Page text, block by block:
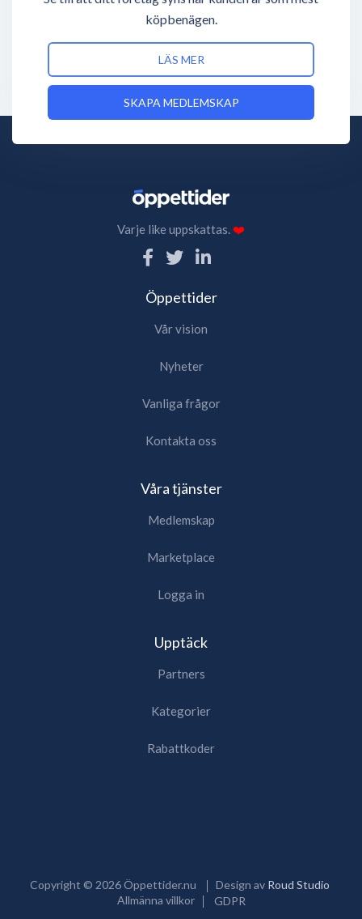
köpbenägen.
LÄS MER
SKAPA MEDLEMSKAP
Varje like uppskattas.❤️
Öppettider
Vår vision
Nyheter
Vanliga frågor
Kontakta oss
Våra tjänster
Medlemskap
Marketplace
Logga in
Upptäck
Partners
Kategorier
Rabattkoder
Copyright © 2026Öppettider.nu Design av Roud Studio
Allmänna villkor
GDPR